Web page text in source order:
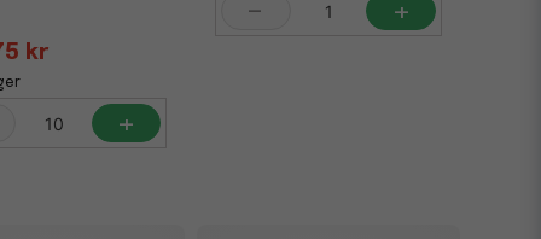
kr
+
- +